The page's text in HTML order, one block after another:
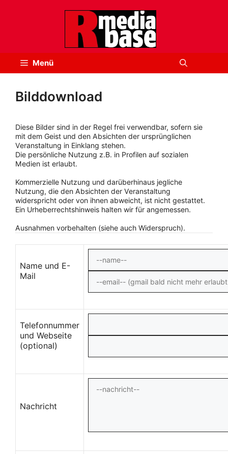
Menü
Bilddownload
Diese Bilder sind in der Regel frei verwendbar, sofern sie
mit dem Geist und den Absichten der ursprünglichen
Veranstaltung in Einklang stehen.
Die persönliche Nutzung z.B. in Profilen auf sozialen
Medien ist erlaubt.
Kommerzielle Nutzung und darüberhinaus jegliche
Nutzung, die den Absichten der Veranstaltung
widerspricht oder von ihnen abweicht, ist nicht gestattet.
Ein Urheberrechtshinweis halten wir für angemessen.
Ausnahmen vorbehalten (siehe auch Widerspruch).
Name und E-
Mail
Telefonnummer
und Webseite
(optional)
Nachricht